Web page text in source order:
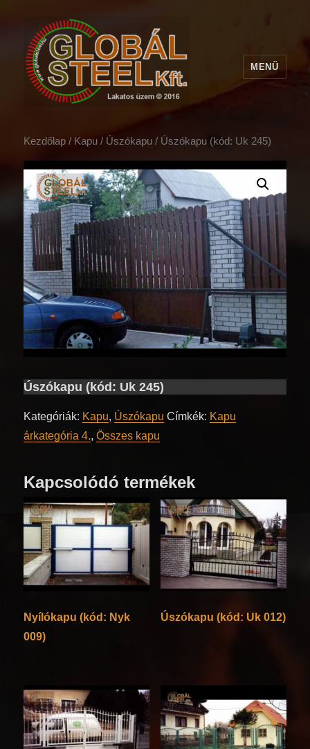
MENÜ
Kezdőlap / Kapu / Úszókapu / Úszókapu (kód: Uk 245)
Úszókapu (kód: Uk 245)
Kategóriák: Kapu, Úszókapu Címkék: Kapu
árkategória 4.,Összes kapu
Kapcsolódó termékek
Nyílókapu (kód: Nyk
009)
Úszókapu (kód: Uk 012)